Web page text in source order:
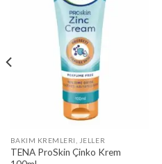
BAKIM KREMLERI, JELLER
TENA ProSkin Çinko Krem